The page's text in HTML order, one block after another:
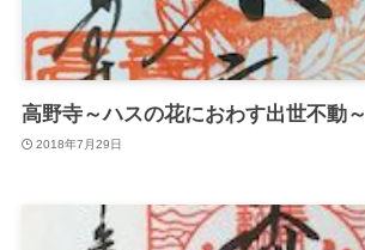
高野寺～ハスの花におわす出世不動～
2018年7月29日